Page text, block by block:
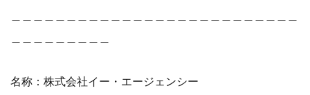
名称：株式会社イー・エージェンシー